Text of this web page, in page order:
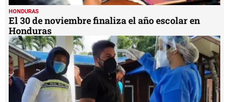
HONDURAS
El 30 de noviembre finaliza el año escolar en
Honduras